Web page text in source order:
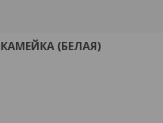
(БЕЛАЯ)